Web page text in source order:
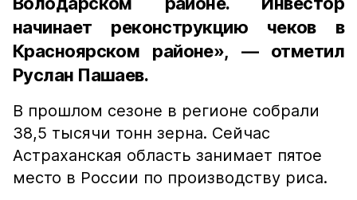
начинает реконструкцию чеков в
Красноярском районе», — отметил
Руслан Пашаев.
В прошлом сезоне в регионе собрали
38,5 тысячи тонн зерна. Сейчас
Астраханская область занимает пятое
место в России по производству риса.